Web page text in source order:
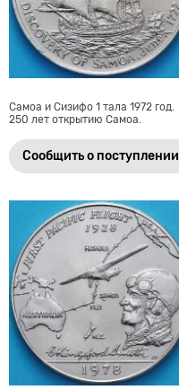
Самоа и Сизифо 1 тала 1972 год.
250 лет открытию Самоа.
Сообщить о поступлении